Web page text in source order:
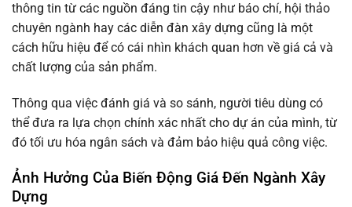
thông tin từ các nguồn đáng tin cậy như báo chí, hội thảo
chuyên ngành hay các diễn đàn xây dựng cũng là một
cách hữu hiệu để có cái nhìn khách quan hơn về giá cả và
chất lượng của sản phẩm.
Thông qua việc đánh giá và so sánh, người tiêu dùng có
thể đưa ra lựa chọn chính xác nhất cho dự án của mình, từ
đó tối ưu hóa ngân sách và đảm bảo hiệu quả công việc.
Ảnh Hưởng Của Biến Động Giá Đến Ngành Xây
Dựng